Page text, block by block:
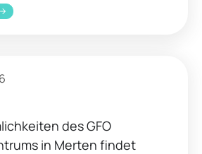
des GFO
in Merten findet